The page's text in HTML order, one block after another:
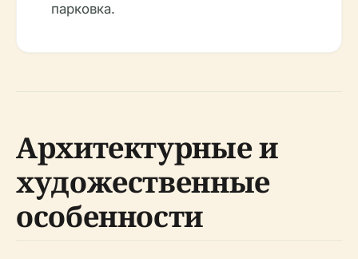
парковка.
Архитектурные и
художественные
особенности